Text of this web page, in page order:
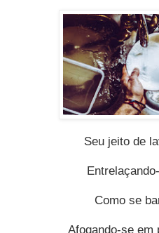
Seu jeito de
Como se
Afogando-se em